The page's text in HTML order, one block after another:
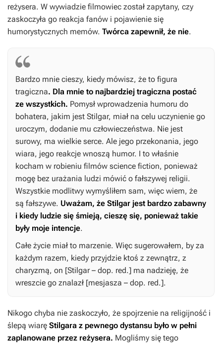
reżysera. W wywiadzie filmowiec został zapytany, czy
zaskoczyła go reakcja fanów i pojawienie się
humorystycznych memów. Twórca zapewnił, że nie.
Bardzo mnie cieszy, kiedy mówisz, że to figura
tragiczna. Dla mnie to najbardziej tragiczna postać
ze wszystkich. Pomysł wprowadzenia humoru do
bohatera, jakim jest Stilgar, miał na celu uczynienie go
uroczym, dodanie mu człowieczeństwa. Nie jest
surowy, ma wielkie serce. Ale jego przekonania, jego
wiara, jego reakcje wnoszą humor. I to właśnie
kocham w robieniu filmów science fiction, ponieważ
mogę bez urażania ludzi mówić o fałszywej religii.
Wszystkie modlitwy wymyśliłem sam, więc wiem, że
są fałszywe. Uważam, że Stilgar jest bardzo zabawny
i kiedy ludzie się śmieją, cieszę się, ponieważ takie
były moje intencje.
Całe życie miał to marzenie. Więc sugerowałem, by za
każdym razem, kiedy przyjdzie ktoś z zewnątrz, z
charyzmą, on [Stilgar – dop. red.] ma nadzieję, że
wreszcie go znalazł [mesjasza – dop. red.].
Nikogo chyba nie zaskoczyło, że spojrzenie na religijność i
ślepą wiarę Stilgara z pewnego dystansu było w pełni
zaplanowane przez reżysera. Mogliśmy się tego